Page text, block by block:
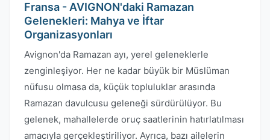
Fransa - AVIGNON'daki Ramazan
Gelenekleri: Mahya ve İftar
Organizasyonları
Avignon'da Ramazan ayı, yerel geleneklerle
zenginleşiyor. Her ne kadar büyük bir Müslüman
nüfusu olmasa da, küçük topluluklar arasında
Ramazan davulcusu geleneği sürdürülüyor. Bu
gelenek, mahallelerde oruç saatlerinin hatırlatılması
amacıyla gerçekleştiriliyor. Ayrıca, bazı ailelerin